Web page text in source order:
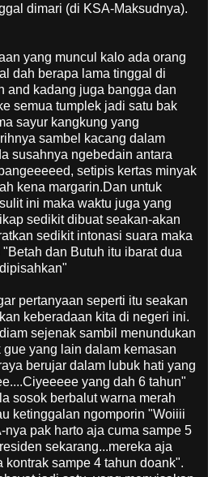
dimari (di KSA-Maksudnya).
yang muncul kalo ada orang
dah berapa lama tinggal di
and kadang juga bangga dan
semua tumplek jadi satu bak
sayur kangkung yang
sambel kacang dalam
susahnya ngebedain antara
setipis kertas minyak
kena margarin.Dan untuk
ini maka waktu juga yang
sedikit dibuat seakan-akan
sedikit intonasi suara maka
dan Butuh itu ibarat dua
pertanyaan seperti itu seakan
keberadaan kita di negeri ini.
sejenak sambil menundukan
yang lain dalam kemasan
berujar dalam lubuk hati yang
yang dah 6 tahun"
sosok berbalut warna merah
ketinggalan ngomporin "Woiiii
nya pak harto aja cuma sampe 5
sekarang...mereka aja
kontrak sampe 4 tahun doank".